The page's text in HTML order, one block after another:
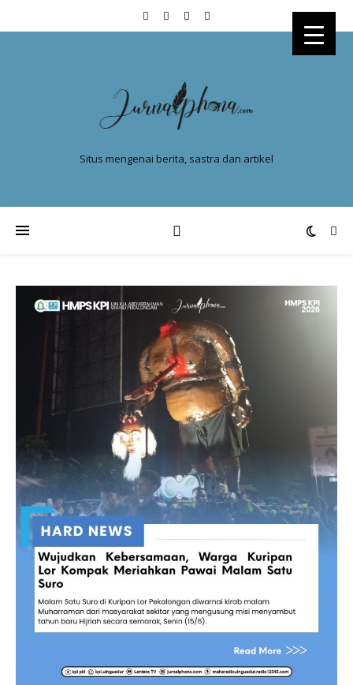
Situs mengenai berita, sastra dan artikel